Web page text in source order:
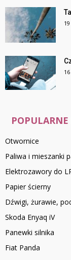
Otwornice
Paliwa i mieszanki
Elektrozawory do
Papier ścierny
Dźwigi, żurawie,
Skoda Enyaq iV
Panewki silnika
Fiat Panda